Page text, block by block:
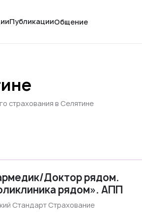
ПубликацииОбщение
страхования в Селятине
Доктор рядом.
рядом». АПП
Стандарт Страхование